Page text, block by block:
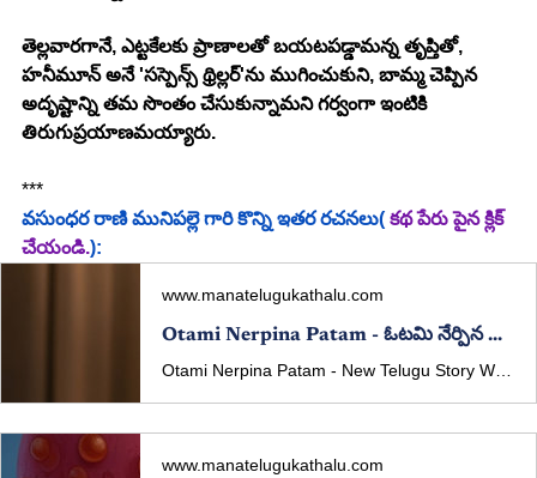
తెల్లవారగానే, ఎట్టకేలకు ప్రాణాలతో బయటపడ్డామన్న తృప్తితో,
హనీమూన్ అనే 'సస్పెన్స్ థ్రిల్లర్'ను ముగించుకుని, బామ్మ చెప్పిన
అదృష్టాన్ని తమ సొంతం చేసుకున్నామని గర్వంగా ఇంటికి
తిరుగుప్రయాణమయ్యారు.
***
వసుంధర రాణి మునిపల్లె గారి కొన్ని ఇతర రచనలు( కథ పేరు పైన క్లిక్
చేయండి.):
www.manatelugukathalu.com
Otami Nerpina Patam - ఓటమి నేర్పిన పాఠం - New Telugu Story Written By Vasundhara Rani Munipalle
www.manatelugukathalu.com